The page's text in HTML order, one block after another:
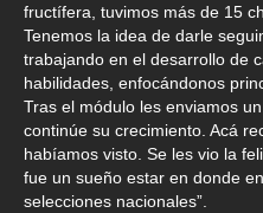
fructífera, tuvimos más de 15
Tenemos la idea de darle
trabajando en el desarrollo de
habilidades, enfocándonos
Tras el módulo les enviamos
continúe su crecimiento. Acá
habíamos visto. Se les vio la
fue un sueño estar en donde
selecciones nacionales”.